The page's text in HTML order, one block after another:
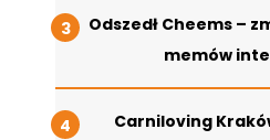
Odszedł Cheems –
memów
Carniloving